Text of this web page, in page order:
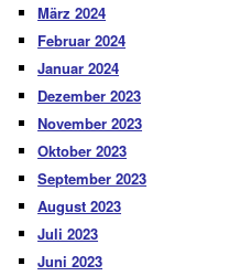
März 2024
Februar 2024
Januar 2024
Dezember 2023
November 2023
Oktober 2023
September 2023
August 2023
Juli 2023
Juni 2023